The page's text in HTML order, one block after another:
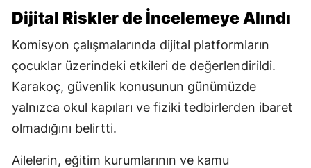
Dijital Riskler de İncelemeye Alındı
Komisyon çalışmalarında dijital platformların
çocuklar üzerindeki etkileri de değerlendirildi.
Karakoç, güvenlik konusunun günümüzde
yalnızca okul kapıları ve fiziki tedbirlerden ibaret
olmadığını belirtti.
Ailelerin, eğitim kurumlarının ve kamu